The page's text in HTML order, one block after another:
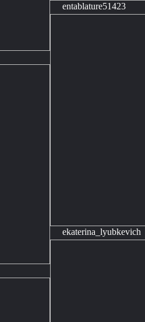
entablature51423
ekaterina_lyubkevich